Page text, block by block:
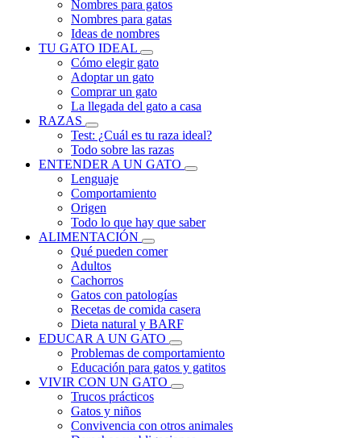
Nombres para gatos
Nombres para gatas
Ideas de nombres
TU GATO IDEAL
Cómo elegir gato
Adoptar un gato
Comprar un gato
La llegada del gato a casa
RAZAS
Test: ¿Cuál es tu raza ideal?
Todo sobre las razas
ENTENDER A UN GATO
Lenguaje
Comportamiento
Origen
Todo lo que hay que saber
ALIMENTACIÓN
Qué pueden comer
Adultos
Cachorros
Gatos con patologías
Recetas de comida casera
Dieta natural y BARF
EDUCAR A UN GATO
Problemas de comportamiento
Educación para gatos y gatitos
VIVIR CON UN GATO
Trucos prácticos
Gatos y niños
Convivencia con otros animales